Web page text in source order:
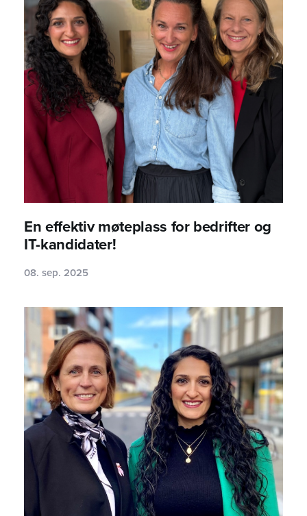
En effektiv møteplass for bedrifter og
IT-kandidater!
08. sep. 2025